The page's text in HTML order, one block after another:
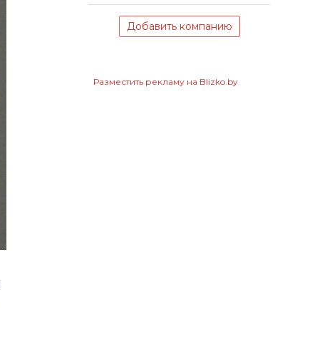
Добавить компанию
Разместить рекламу на Blizko.by